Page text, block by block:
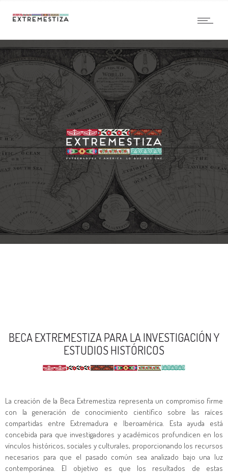
BECA EXTREMESTIZA PARA LA INVESTIGACIÓN Y
ESTUDIOS HISTÓRICOS
La creación de la Beca Extremestiza representa un compromiso firme
con la generación de conocimiento científico sobre las raíces
compartidas entre Extremadura e Iberoamérica. Esta ayuda está
concebida para que investigadores y académicos profundicen en los
vínculos históricos, sociales y culturales, proporcionando los recursos
necesarios para que el pasado común sea analizado bajo una luz
contemporánea. El objetivo es que los resultados de estas